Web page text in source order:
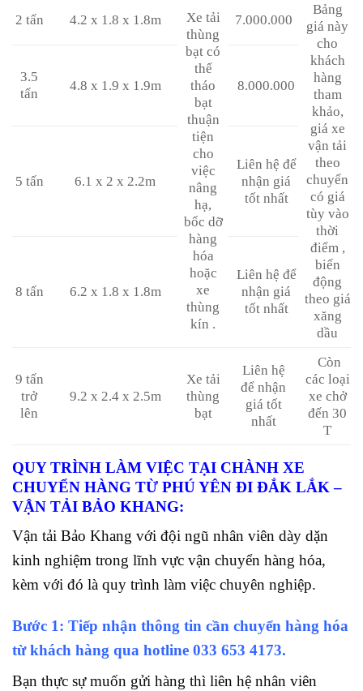
2 tấn 4.2 x 1.8 x 1.8m
Xe tải
thùng
bạt có
thể
tháo
bạt
thuận
tiện
cho
việc
nâng
hạ,
bốc dỡ
hàng
hóa
hoặc
xe
thùng
kín .
7.000.000
Bảng
giá này
cho
khách
hàng
tham
khảo,
giá xe
vận tải
theo
chuyến
có giá
tùy vào
thời
điểm ,
biến
động
theo giá
xăng
dầu
3.5
tấn
4.8 x 1.9 x 1.9m 8.000.000
5 tấn 6.1 x 2 x 2.2m
Liên hệ để
nhận giá
tốt nhất
8 tấn 6.2 x 1.8 x 1.8m
Liên hệ để
nhận giá
tốt nhất
9 tấn
trở
lên
9.2 x 2.4 x 2.5m
Xe tải
thùng
bạt
Liên hệ
để nhận
giá tốt
nhất
Còn
các loại
xe chở
đến 30
T
QUY TRÌNH LÀM VIỆC TẠI CHÀNH XE
CHUYỂN HÀNG TỪ PHÚ YÊN ĐI ĐẮK LẮK –
VẬN TẢI BẢO KHANG:
Vận tải Bảo Khang với đội ngũ nhân viên dày dặn
kinh nghiệm trong lĩnh vực vận chuyển hàng hóa,
kèm với đó là quy trình làm việc chuyên nghiệp.
Bước 1: Tiếp nhận thông tin cần chuyển hàng hóa
từ khách hàng qua hotline 033 653 4173.
Bạn thực sự muốn gửi hàng thì liên hệ nhân viên